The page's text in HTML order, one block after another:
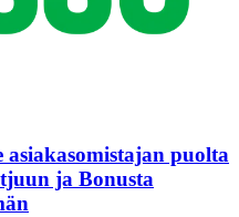
puolta
ja Bonusta